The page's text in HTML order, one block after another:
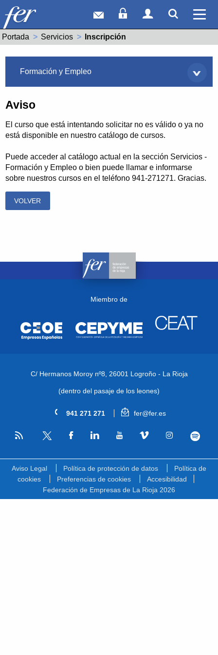
Correo webAcceso Socios
Acceso
Portada Servicios Actual:
Inscripción
Formación y Empleo
Aviso
El curso que está intentando solicitar no es válido o ya no
está disponible en nuestro catálogo de cursos.
Puede acceder al catálogo actual en la sección Servicios -
Formación y Empleo o bien puede llamar e informarse
sobre nuestros cursos en el teléfono 941-271271. Gracias.
VOLVER
Miembro de
C/ Hermanos Moroy nº8, 26001 Logroño - La Rioja
(dentro del pasaje de los leones)
941 271 271 fer@fer.es
RSS
Aviso Legal Política de protección de datos
Política de
cookies
Preferencias de cookies
Accesibilidad
Federación de Empresas de La Rioja 2026